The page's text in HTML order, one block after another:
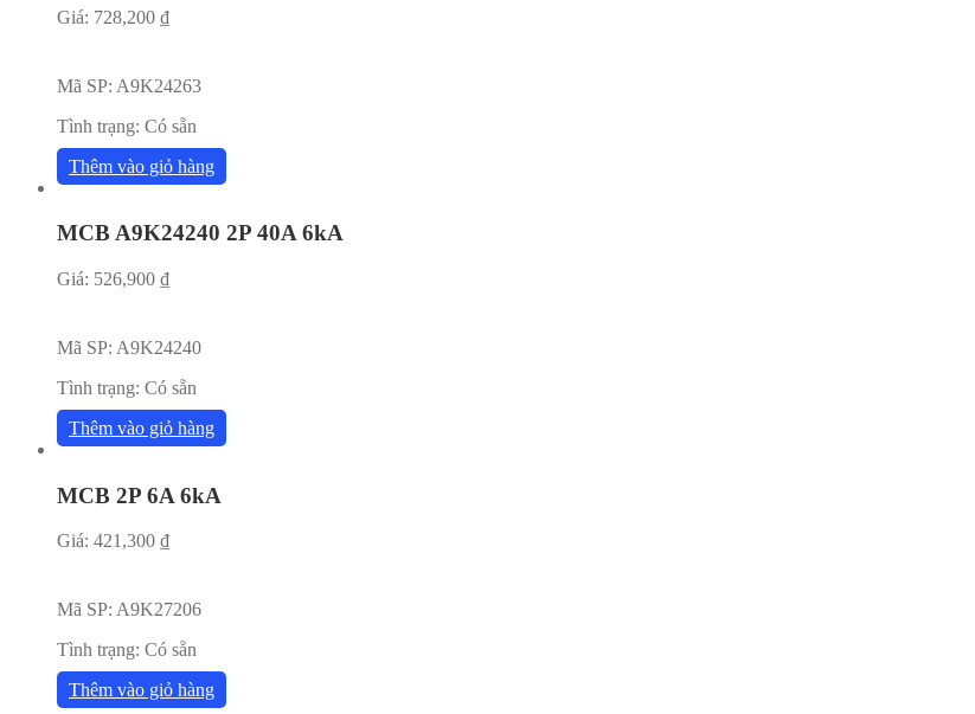
Giá: 728,200 ₫
Mã SP: A9K24263
Tình trạng: Có sẵn
Thêm vào giỏ hàng
MCB A9K24240 2P 40A 6kA
Giá: 526,900 ₫
Mã SP: A9K24240
Tình trạng: Có sẵn
Thêm vào giỏ hàng
MCB 2P 6A 6kA
Giá: 421,300 ₫
Mã SP: A9K27206
Tình trạng: Có sẵn
Thêm vào giỏ hàng